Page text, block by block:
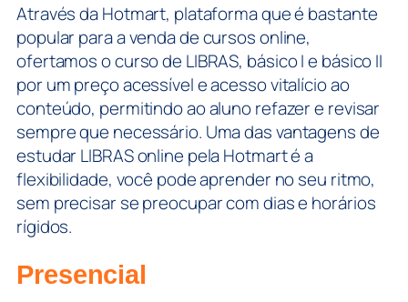
Através da Hotmart, plataforma que é bastante
popular para a venda de cursos online,
ofertamos o curso de LIBRAS, básico I e básico II
por um preço acessível e acesso vitalício ao
conteúdo, permitindo ao aluno refazer e revisar
sempre que necessário. Uma das vantagens de
estudar LIBRAS online pela Hotmart é a
flexibilidade, você pode aprender no seu ritmo,
sem precisar se preocupar com dias e horários
rígidos.
Presencial